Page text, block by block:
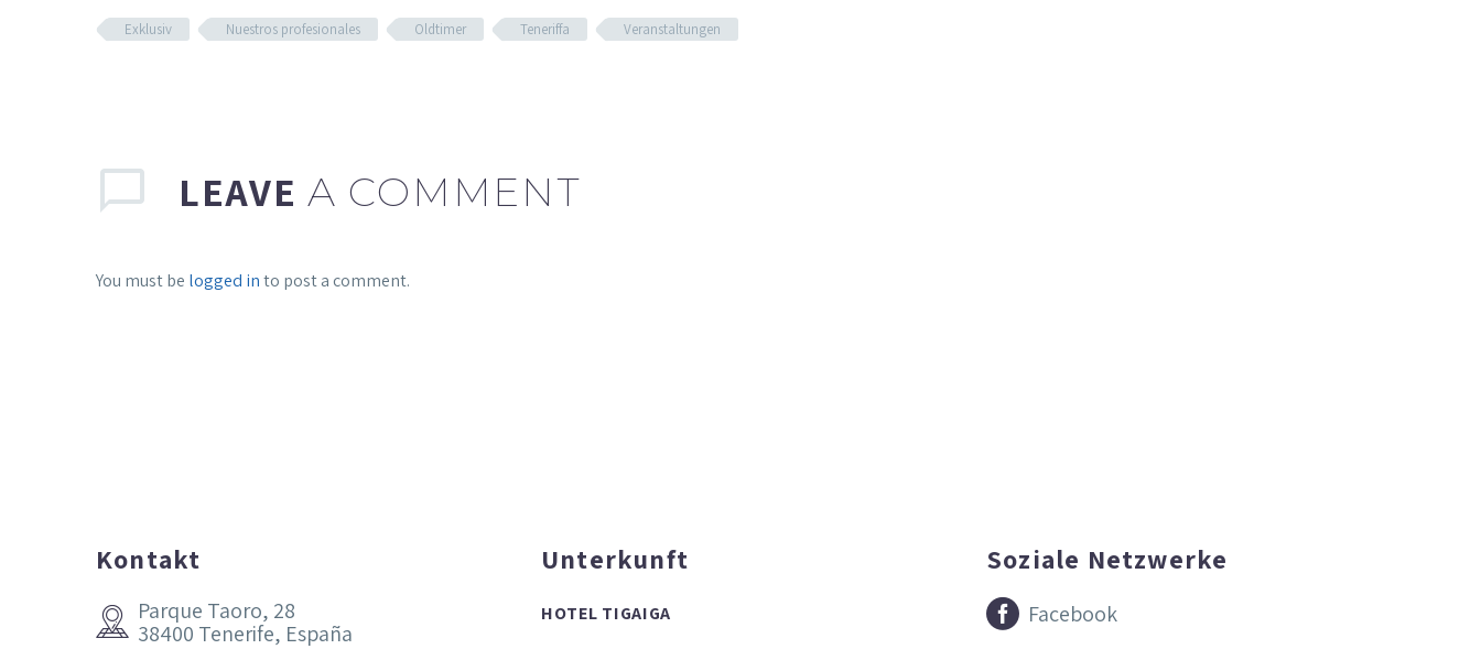
Exklusiv Nuestros profesionales Oldtimer Teneriffa Veranstaltungen
LEAVE A COMMENT
You must be logged into post a comment.
Kontakt

 Parque Taoro, 28
38400 Tenerife, España
Unterkunft
HOTEL TIGAIGA
Soziale Netzwerke

 Facebook